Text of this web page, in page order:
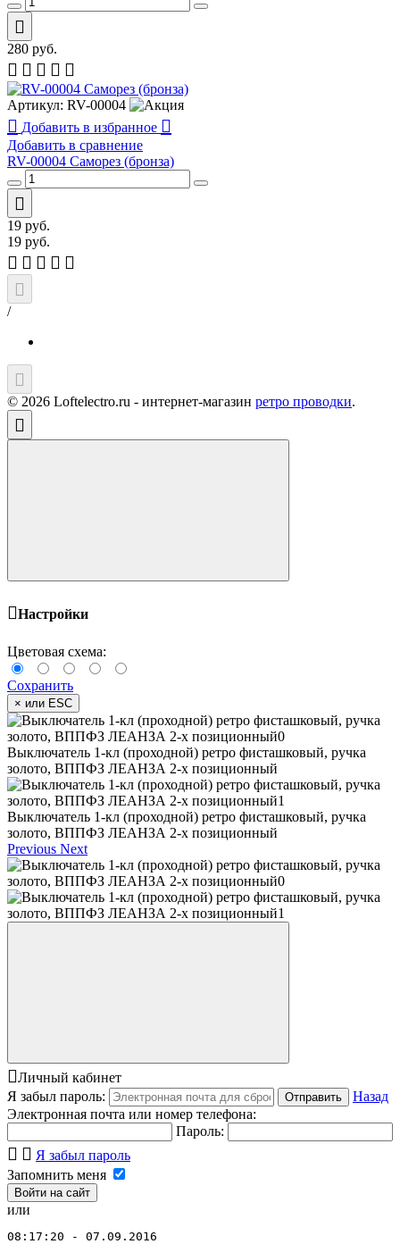
280 руб.
Артикул: RV-00004
Добавить в избранное
Добавить в сравнение
RV-00004 Саморез (бронза)
19 руб.
19 руб.
/
© 2026 Loftelectro.ru - интернет-магазин ретро проводки.
Настройки
Цветовая схема:
Сохранить
× или ESC
Выключатель 1-кл (проходной) ретро фисташковый, ручка
золото, ВППФЗ ЛЕАНЗА 2-х позиционный
Выключатель 1-кл (проходной) ретро фисташковый, ручка
золото, ВППФЗ ЛЕАНЗА 2-х позиционный
Previous Next
Личный кабинет
Я забыл пароль:
Отправить
Назад
Электронная почта или номер телефона:
Пароль:
Я забыл пароль
Запомнить меня
или
08:17:20 - 07.09.2016